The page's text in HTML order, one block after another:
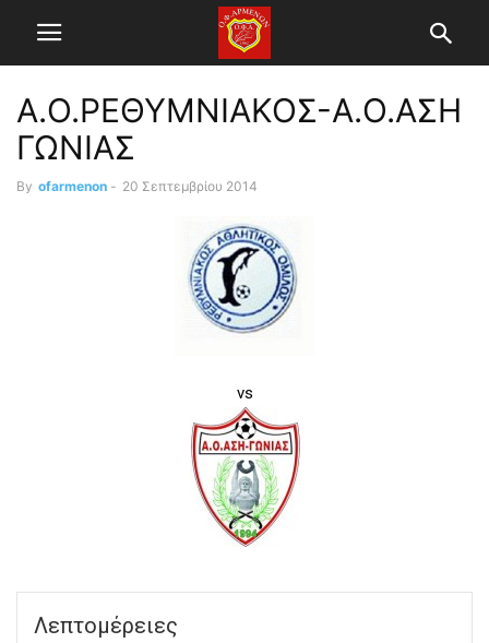
Α.Ο.ΡΕΘΥΜΝΙΑΚΟΣ-Α.Ο.ΑΣΗ
ΓΩΝΙΑΣ
By ofarmenon - 20 Σεπτεμβρίου 2014
vs
Λεπτομέρειες